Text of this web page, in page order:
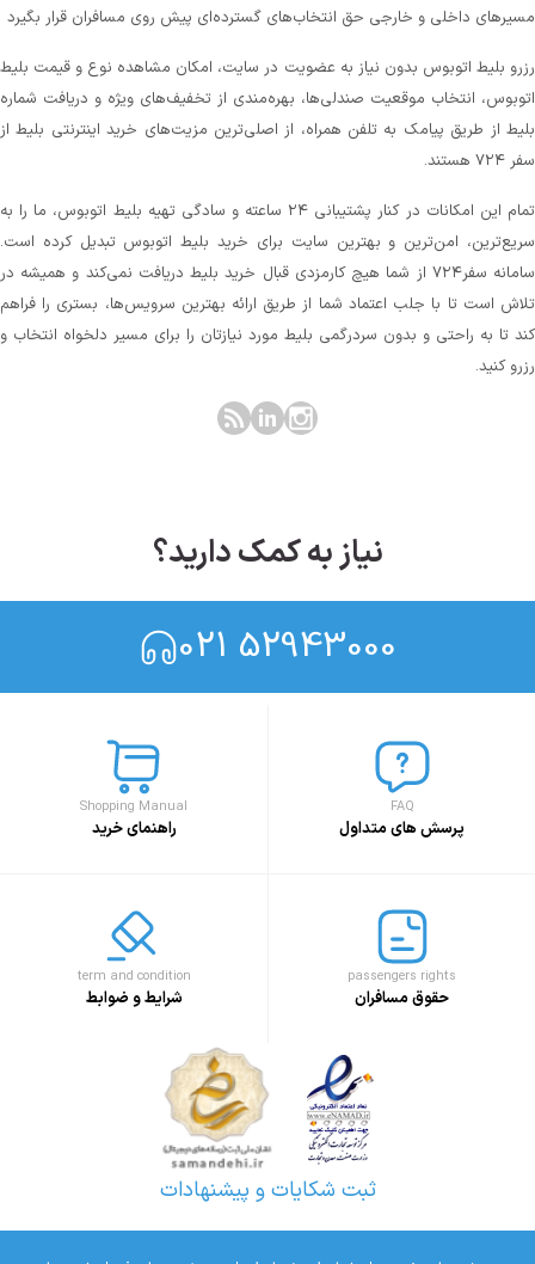
مسیرهای داخلی و خارجی حق انتخاب‌های گسترده‌ای پیش روی مسافران قرار بگیرد
رزرو بلیط اتوبوس بدون نیاز به عضویت در سایت، امکان مشاهده نوع و قیمت بلیط
اتوبوس، انتخاب موقعیت صندلی‌ها، بهره‌مندی از تخفیف‌های ویژه و دریافت شماره‌
بلیط از طریق پیامک به تلفن همراه، از اصلی‌ترین مزیت‌های خرید اینترنتی بلیط از
سفر ۷۲۴ هستند.
تمام این امکانات در کنار پشتیبانی‌ ۲۴ ساعته و سادگی تهیه بلیط اتوبوس، ما را به
سریع‌ترین، امن‌ترین و بهترین سایت برای خرید بلیط اتوبوس تبدیل کرده است.
سامانه سفر۷۲۴ از شما هیچ کارمزدی قبال خرید بلیط دریافت نمی‌کند و همیشه در
تلاش است تا با جلب اعتماد شما از طریق ارائه بهترین سرویس‌ها، بستری را فراهم
کند تا به راحتی و بدون سردرگمی بلیط مورد نیازتان را برای مسیر دلخواه انتخاب و
رزرو کنید.
نیاز به کمک دارید؟
021 52943000
FAQ
پرسش های متداول
Shopping Manual
راهنمای خرید
passengers rights
حقوق مسافران
term and condition
شرایط و ضوابط
ثبت شکایات و پیشنهادات